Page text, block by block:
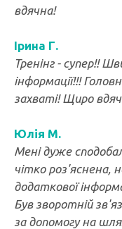
вдячна!
Ірина Г.
Тренінг - супер!!
інформації!!!
захваті! Щиро
Юлія М.
Мені дуже
чітко роз'яснена,
додаткової
Був зворотній
за допомогу на